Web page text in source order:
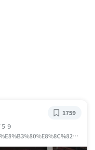
９
1759